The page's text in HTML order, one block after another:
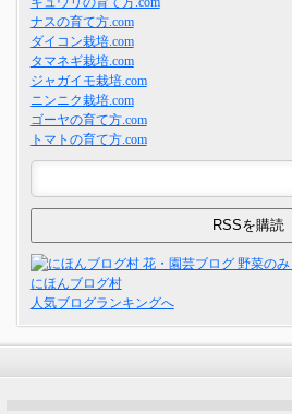
ナスの育て方.com
ダイコン栽培.com
タマネギ栽培.com
ジャガイモ栽培.com
ニンニク栽培.com
ゴーヤの育て方.com
トマトの育て方.com
にほんブログ村
人気ブログランキングへ